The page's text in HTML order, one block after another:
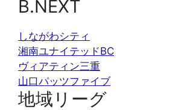
B.NEXT
しながわシティ
湘南ユナイテッドBC
ヴィアティン三重
山口パッツファイブ
地域リーグ